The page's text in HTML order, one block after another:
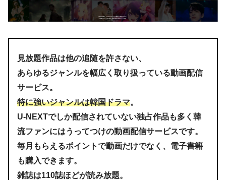
見放題作品は他の追随を許さない、
あらゆるジャンルを幅広く取り扱っている動画配信
サービス。
特に強いジャンルは韓国ドラマ。
U-NEXTでしか配信されていない独占作品も多く韓
流ファンにはうってつけの動画配信サービスです。
毎月もらえるポイントで動画だけでなく、電子書籍
も購入できます。
雑誌は110誌ほどが読み放題。